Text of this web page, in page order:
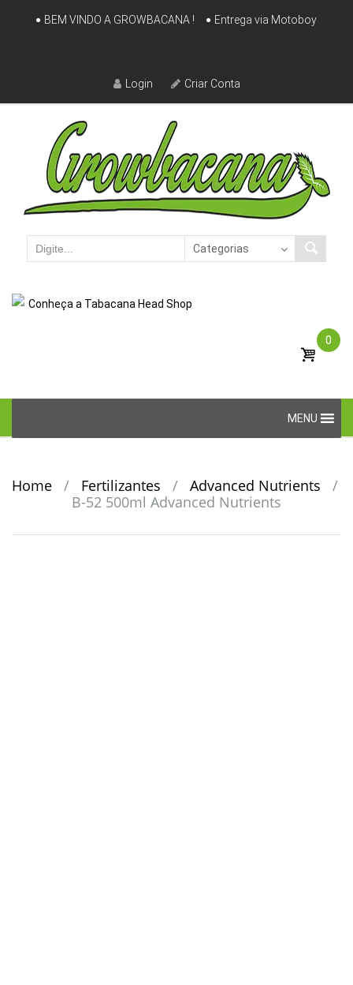
Skip
BEM VINDO A GROWBACANA ! Entrega via Motoboy
Login Criar Conta
Conheça a Tabacana Head Shop
0
content
MENU
Home / Fertilizantes / Advanced Nutrients
/
B-52 500ml Advanced Nutrients